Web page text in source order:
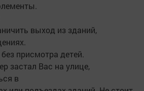
выход из зданий,
присмотра детей.
застал Вас на улице,
в